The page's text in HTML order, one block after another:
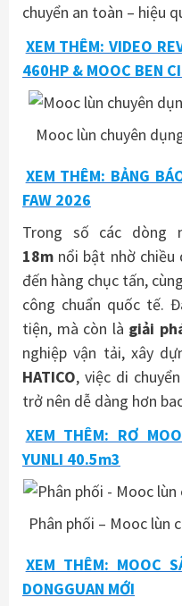
chuyển an toàn – hiệu
XEM THÊM: VIDEO
460HP & MOOC BEN
Mooc lùn chuyên
XEM THÊM: BẢNG
FAW 2026
Trong số các dòng
18m nổi bật nhờ
đến hàng chục tấn,
công chuẩn quốc tế.
tiện, mà còn là giải
nghiệp vận tải, xây
HATICO, việc di
trở nên dễ dàng hơn
XEM THÊM: RƠ
YUNLI 40.5m3
Phân phối – Mooc lùn
XEM THÊM: MOOC
DONGGUAN MỚI